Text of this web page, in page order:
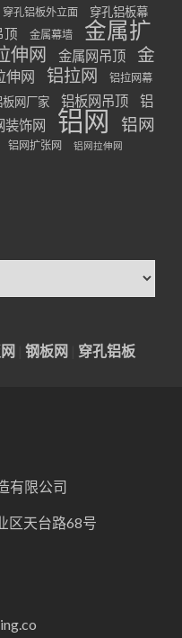
穿孔铝板外立面
穿孔铝板幕
顶 金属幕墙
金属扩
伸网 金属网吊顶
金
伸网 铝拉网
铝拉网幕
板网厂家 铝板网吊顶
铝
装饰网 铝网
铝网
铝网扩张网 铝网拉伸网
钢板网 穿孔铝板
有限公司
区天台路68号